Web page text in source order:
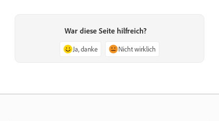
War diese Seite hilfreich?
Ja, danke Nicht wirklich